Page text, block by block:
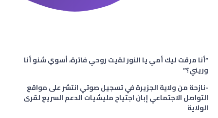
“أنا مرقت ليك أمي يا النور لقيت روحي فاترة، أسوي شنو أنا
وريني؟”
-نازحة من ولاية الجزيرة في تسجيل صوتي انتشر على مواقع
التواصل الاجتماعي إبان اجتياح مليشيات الدعم السريع لقرى
الولاية